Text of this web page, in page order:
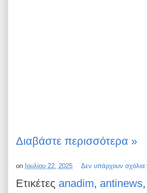
Διαβάστε περισσότερα »
on Ιουλίου 22, 2025 Δεν υπάρχουν σχόλια:
Ετικέτες anadim, antinews,